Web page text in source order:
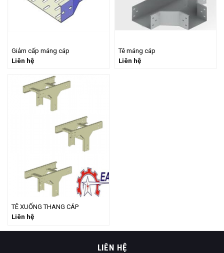
Giảm cấp máng cáp
Liên hệ
Tê máng cáp
Liên hệ
TÊ XUỐNG THANG CÁP
Liên hệ
LIÊN HỆ